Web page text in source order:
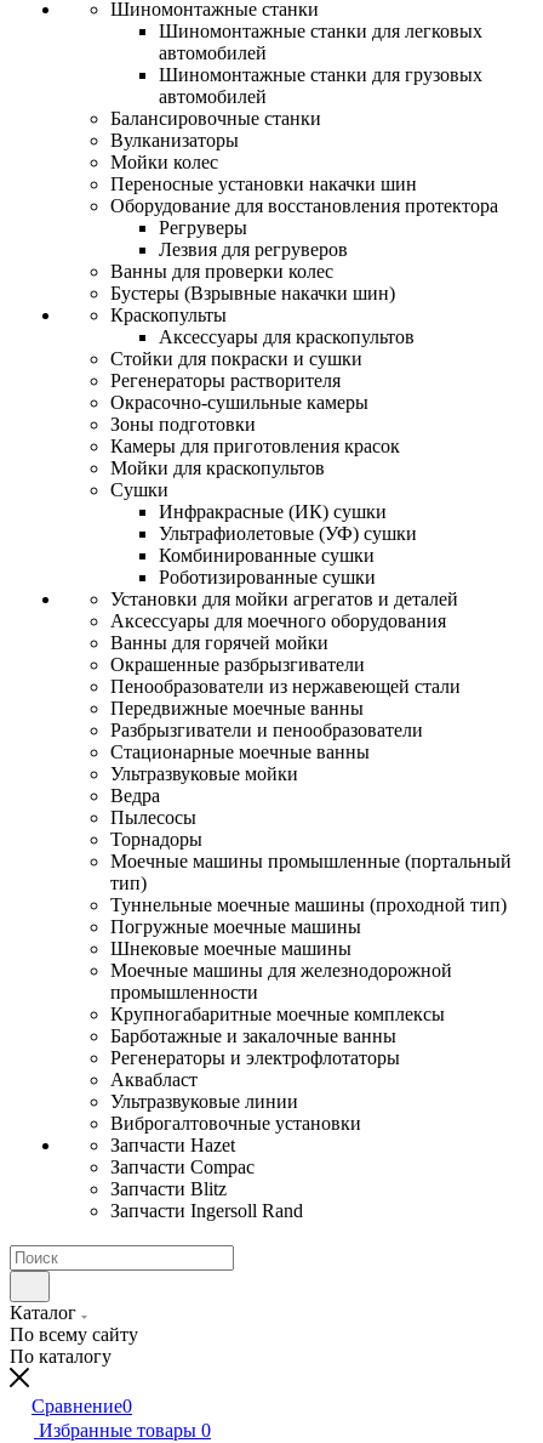
Шиномонтажные станки
Шиномонтажные станки для легковых
автомобилей
Шиномонтажные станки для грузовых
автомобилей
Балансировочные станки
Вулканизаторы
Мойки колес
Переносные установки накачки шин
Оборудование для восстановления протектора
Регруверы
Лезвия для регруверов
Ванны для проверки колес
Бустеры (Взрывные накачки шин)
Краскопульты
Аксессуары для краскопультов
Стойки для покраски и сушки
Регенераторы растворителя
Окрасочно-сушильные камеры
Зоны подготовки
Камеры для приготовления красок
Мойки для краскопультов
Сушки
Инфракрасные (ИК) сушки
Ультрафиолетовые (УФ) сушки
Комбинированные сушки
Роботизированные сушки
Установки для мойки агрегатов и деталей
Аксессуары для моечного оборудования
Ванны для горячей мойки
Окрашенные разбрызгиватели
Пенообразователи из нержавеющей стали
Передвижные моечные ванны
Разбрызгиватели и пенообразователи
Стационарные моечные ванны
Ультразвуковые мойки
Ведра
Пылесосы
Торнадоры
Моечные машины промышленные (портальный
тип)
Туннельные моечные машины (проходной тип)
Погружные моечные машины
Шнековые моечные машины
Моечные машины для железнодорожной
промышленности
Крупногабаритные моечные комплексы
Барботажные и закалочные ванны
Регенераторы и электрофлотаторы
Аквабласт
Ультразвуковые линии
Виброгалтовочные установки
Запчасти Hazet
Запчасти Compac
Запчасти Blitz
Запчасти Ingersoll Rand
Каталог
По всему сайту
По каталогу
Сравнение0
Избранные товары 0